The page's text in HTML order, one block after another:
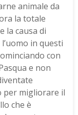
animale da
la totale
la causa di
in questi
con
e non
per migliorare il
che è